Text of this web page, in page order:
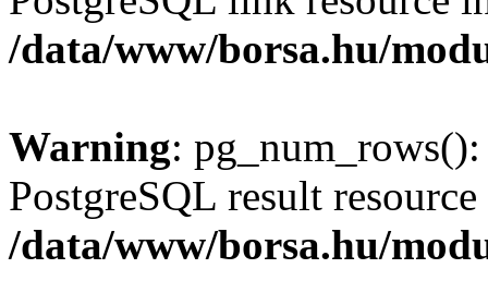
/data/www/borsa.hu/
Warning:
PostgreSQL result
/data/www/borsa.hu/